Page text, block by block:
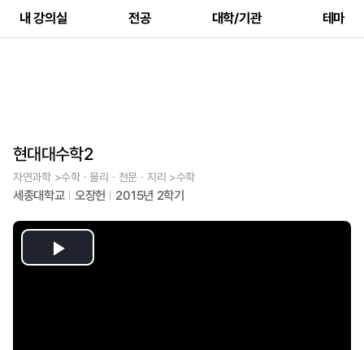
내 강의실 전공 대학/기관 테마
현대대수학2
자연과학 >수학ㆍ물리ㆍ천문ㆍ지리 >수학
세종대학교 오장헌 2015년 2학기
Play